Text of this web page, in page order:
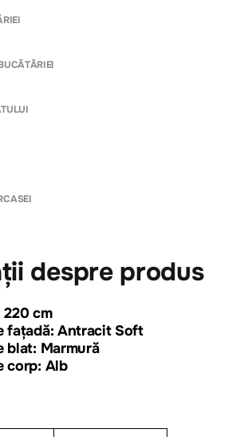
despre produs
220 cm
fațadă: Antracit Soft
blat: Marmură
corp: Alb